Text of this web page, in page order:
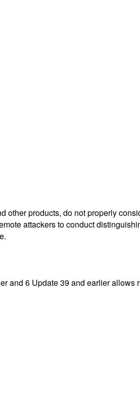
other products, do not properly
attackers to conduct
and 6 Update 39 and earlier allows